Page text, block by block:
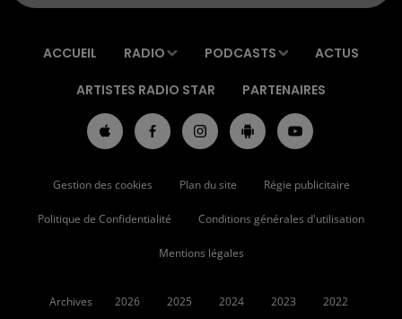
ACCUEIL RADIO PODCASTS ACTUS
ARTISTES RADIO STAR PARTENAIRES
Gestion des cookies Plan du site Régie publicitaire
Politique de Confidentialité Conditions générales d'utilisation
Mentions légales
Archives 2026 2025 2024 2023 2022